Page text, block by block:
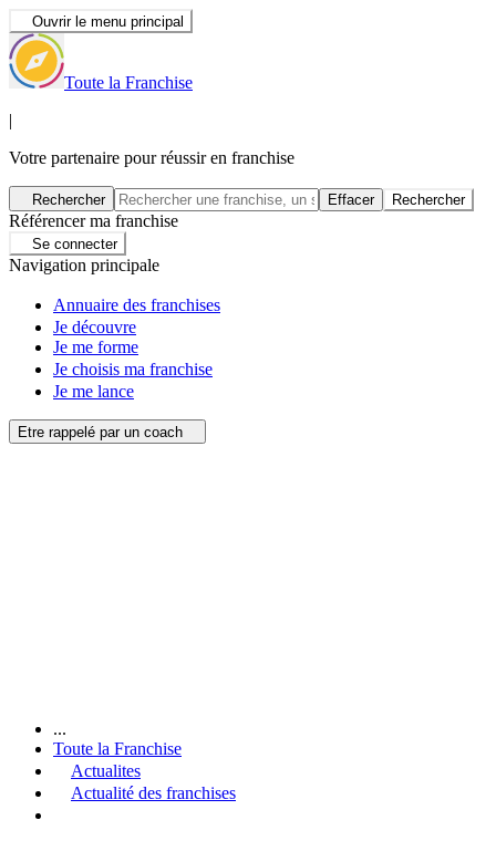
Ouvrir le menu principal
Toute la Franchise
|
Votre partenaire pour réussir en franchise
Rechercher Effacer Rechercher
Référencer ma franchise
Se connecter
Navigation principale
Annuaire des franchises
Je découvre
Je me forme
Je choisis ma franchise
Je me lance
Etre rappelé par un coach
...
Toute la Franchise
Actualites
Actualité des franchises